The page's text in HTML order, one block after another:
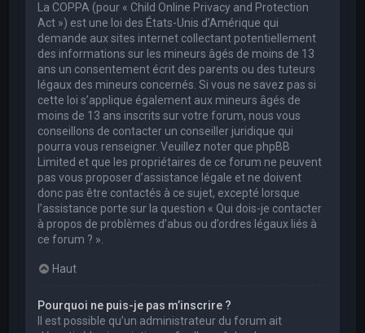
La COPPA (pour « Child Online Privacy and Protection
Act ») est une loi des États-Unis d’Amérique qui
demande aux sites internet collectant potentiellement
des informations sur les mineurs âgés de moins de 13
ans un consentement écrit des parents ou des tuteurs
légaux des mineurs concernés. Si vous ne savez pas si
cette loi s’applique également aux mineurs âgés de
moins de 13 ans inscrits sur votre forum, nous vous
conseillons de contacter un conseiller juridique qui
pourra vous renseigner. Veuillez noter que phpBB
Limited et que les propriétaires de ce forum ne peuvent
pas vous proposer d’assistance légale et ne doivent
donc pas être contactés à ce sujet, excepté lorsque
l’assistance porte sur la question « Qui dois-je contacter
à propos de problèmes d’abus ou d’ordres légaux liés à
ce forum ? ».
Haut
Pourquoi ne puis-je pas m’inscrire ?
Il est possible qu’un administrateur du forum ait